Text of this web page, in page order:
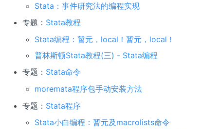
Stata：事件研究法的编程实现
专题： Stata教程
Stata编程：暂元，local！暂元，local！
普林斯顿Stata教程(三) - Stata编程
专题： Stata命令
moremata程序包手动安装方法
专题： Stata程序
Stata小白编程：暂元及macrolists命令